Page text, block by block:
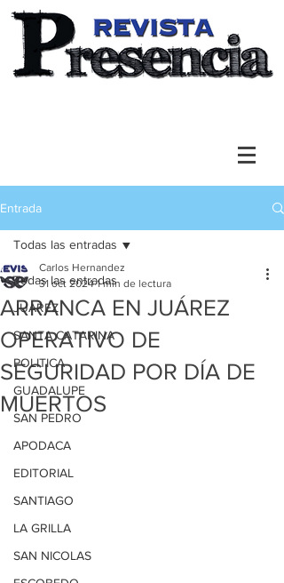
Entrada
Todas las entradas
JUAREZ
SANTA CATARINA
POLITICA
GUADALUPE
SAN PEDRO
APODACA
EDITORIAL
SANTIAGO
LA GRILLA
SAN NICOLAS
Todas las entradas
ARRANCA EN JUÁREZ
OPERATIVO DE
SEGURIDAD POR DÍA DE
MUERTOS
Carlos Hernandez
31 oct 2024 1 min de lectura